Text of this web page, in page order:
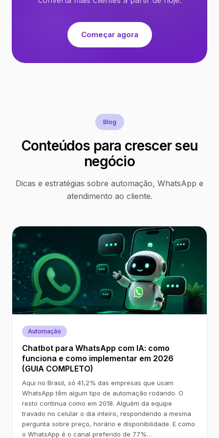
Começar agora
Blog
Conteúdos para crescer seu
negócio
Dicas e estratégias sobre automação, WhatsApp e
atendimento ao cliente.
Automação
Chatbot para WhatsApp com IA: como
funciona e como implementar em 2026
(GUIA COMPLETO)
Aqui no Brasil, só 41,2% das empresas que usam
WhatsApp têm algum tipo de automação rodando. O
resto continua como em 2018. Alguém da equipe
travado no celular o dia inteiro, respondendo a mesma
pergunta sobre preço, horário e disponibilidade. E como
o WhatsApp é o canal preferido de 77%…